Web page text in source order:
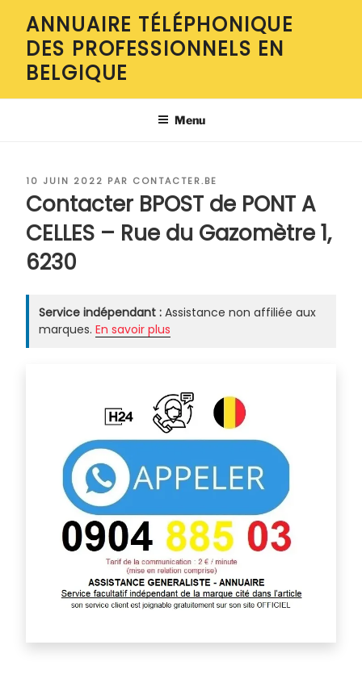
contenu
principal
ANNUAIRE TÉLÉPHONIQUE
DES PROFESSIONNELS EN
BELGIQUE
Menu
PUBLIÉ
LE
10 JUIN 2022 PAR CONTACTER.BE
Contacter BPOST de PONT A
CELLES – Rue du Gazomètre 1,
6230
Service indépendant : Assistance non affiliée aux
marques. En savoir plus